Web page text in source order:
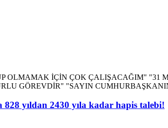
yıldan 2430 yıla kadar hapis talebi!